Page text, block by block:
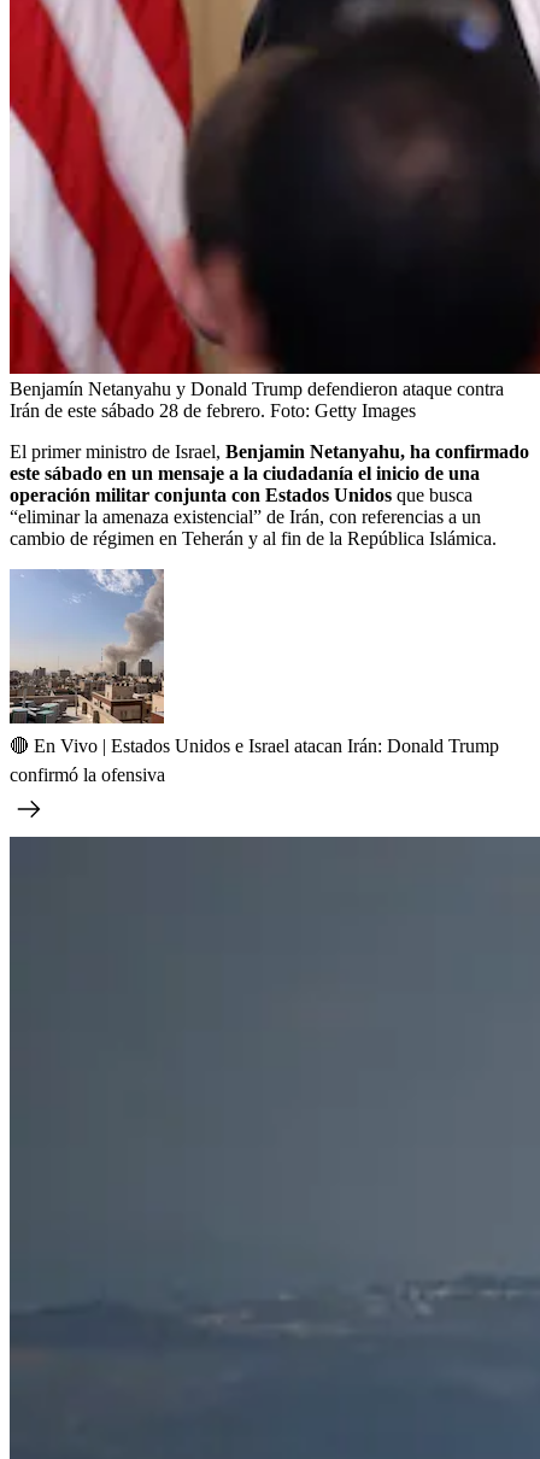
Benjamín Netanyahu y Donald Trump defendieron ataque contra
Irán de este sábado 28 de febrero. Foto: Getty Images
El primer ministro de Israel, Benjamin Netanyahu, ha confirmado
este sábado en un mensaje a la ciudadanía el inicio de una
operación militar conjunta con Estados Unidos que busca
“eliminar la amenaza existencial” de Irán, con referencias a un
cambio de régimen en Teherán y al fin de la República Islámica.
🔴 En Vivo | Estados Unidos e Israel atacan Irán: Donald Trump
confirmó la ofensiva